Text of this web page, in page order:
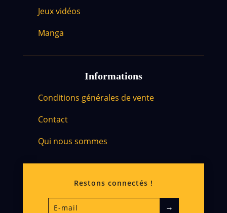
Jeux vidéos
Manga
Informations
Conditions générales de vente
Contact
Qui nous sommes
Restons connectés !
→